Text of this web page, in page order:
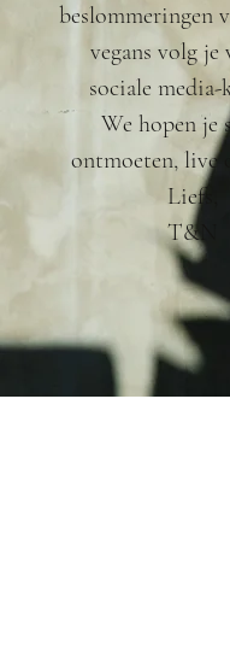
beslommeringen
vegans volg je
sociale media-
We hopen je
ontmoeten, live
Liefs,
T&N